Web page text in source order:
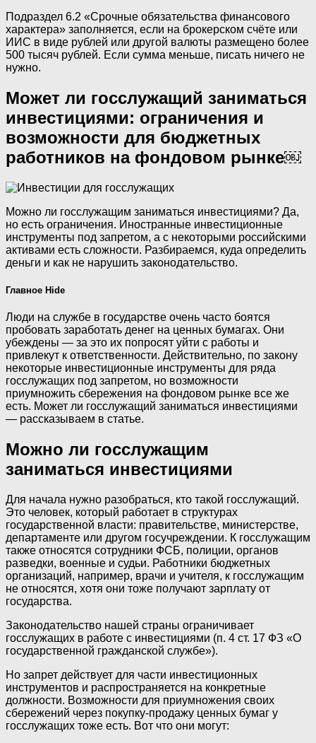
Подраздел 6.2 «Срочные обязательства финансового
характера» заполняется, если на брокерском счёте или
ИИС в виде рублей или другой валюты размещено более
500 тысяч рублей. Если сумма меньше, писать ничего не
нужно.
Может ли госслужащий заниматься
инвестициями: ограничения и
возможности для бюджетных
работников на фондовом рынке￼
Можно ли госслужащим заниматься инвестициями? Да,
но есть ограничения. Иностранные инвестиционные
инструменты под запретом, а с некоторыми российскими
активами есть сложности. Разбираемся, куда определить
деньги и как не нарушить законодательство.
Главное Hide
Люди на службе в государстве очень часто боятся
пробовать заработать денег на ценных бумагах. Они
убеждены — за это их попросят уйти с работы и
привлекут к ответственности. Действительно, по закону
некоторые инвестиционные инструменты для ряда
госслужащих под запретом, но возможности
приумножить сбережения на фондовом рынке все же
есть. Может ли госслужащий заниматься инвестициями
— рассказываем в статье.
Можно ли госслужащим
заниматься инвестициями
Для начала нужно разобраться, кто такой госслужащий.
Это человек, который работает в структурах
государственной власти: правительстве, министерстве,
департаменте или другом госучреждении. К госслужащим
также относятся сотрудники ФСБ, полиции, органов
разведки, военные и судьи. Работники бюджетных
организаций, например, врачи и учителя, к госслужащим
не относятся, хотя они тоже получают зарплату от
государства.
Законодательство нашей страны ограничивает
госслужащих в работе с инвестициями (п. 4 ст. 17 ФЗ «О
государственной гражданской службе»).
Но запрет действует для части инвестиционных
инструментов и распространяется на конкретные
должности. Возможности для приумножения своих
сбережений через покупку-продажу ценных бумаг у
госслужащих тоже есть. Вот что они могут: